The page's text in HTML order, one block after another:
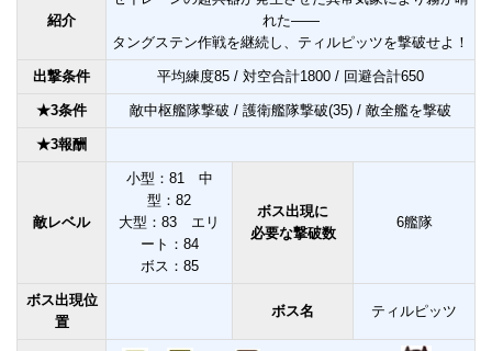
紹介
れた――
タングステン作戦を継続し、ティルピッツを撃破せよ！
出撃条件 平均練度85 / 対空合計1800 / 回避合計650
★3条件 敵中枢艦隊撃破 / 護衛艦隊撃破(35) / 敵全艦を撃破
★3報酬
敵レベル
小型：81 中
型：82
大型：83 エリ
ート：84
ボス：85
ボス出現に
必要な撃破数
6艦隊
ボス出現位
置
ボス名 ティルピッツ